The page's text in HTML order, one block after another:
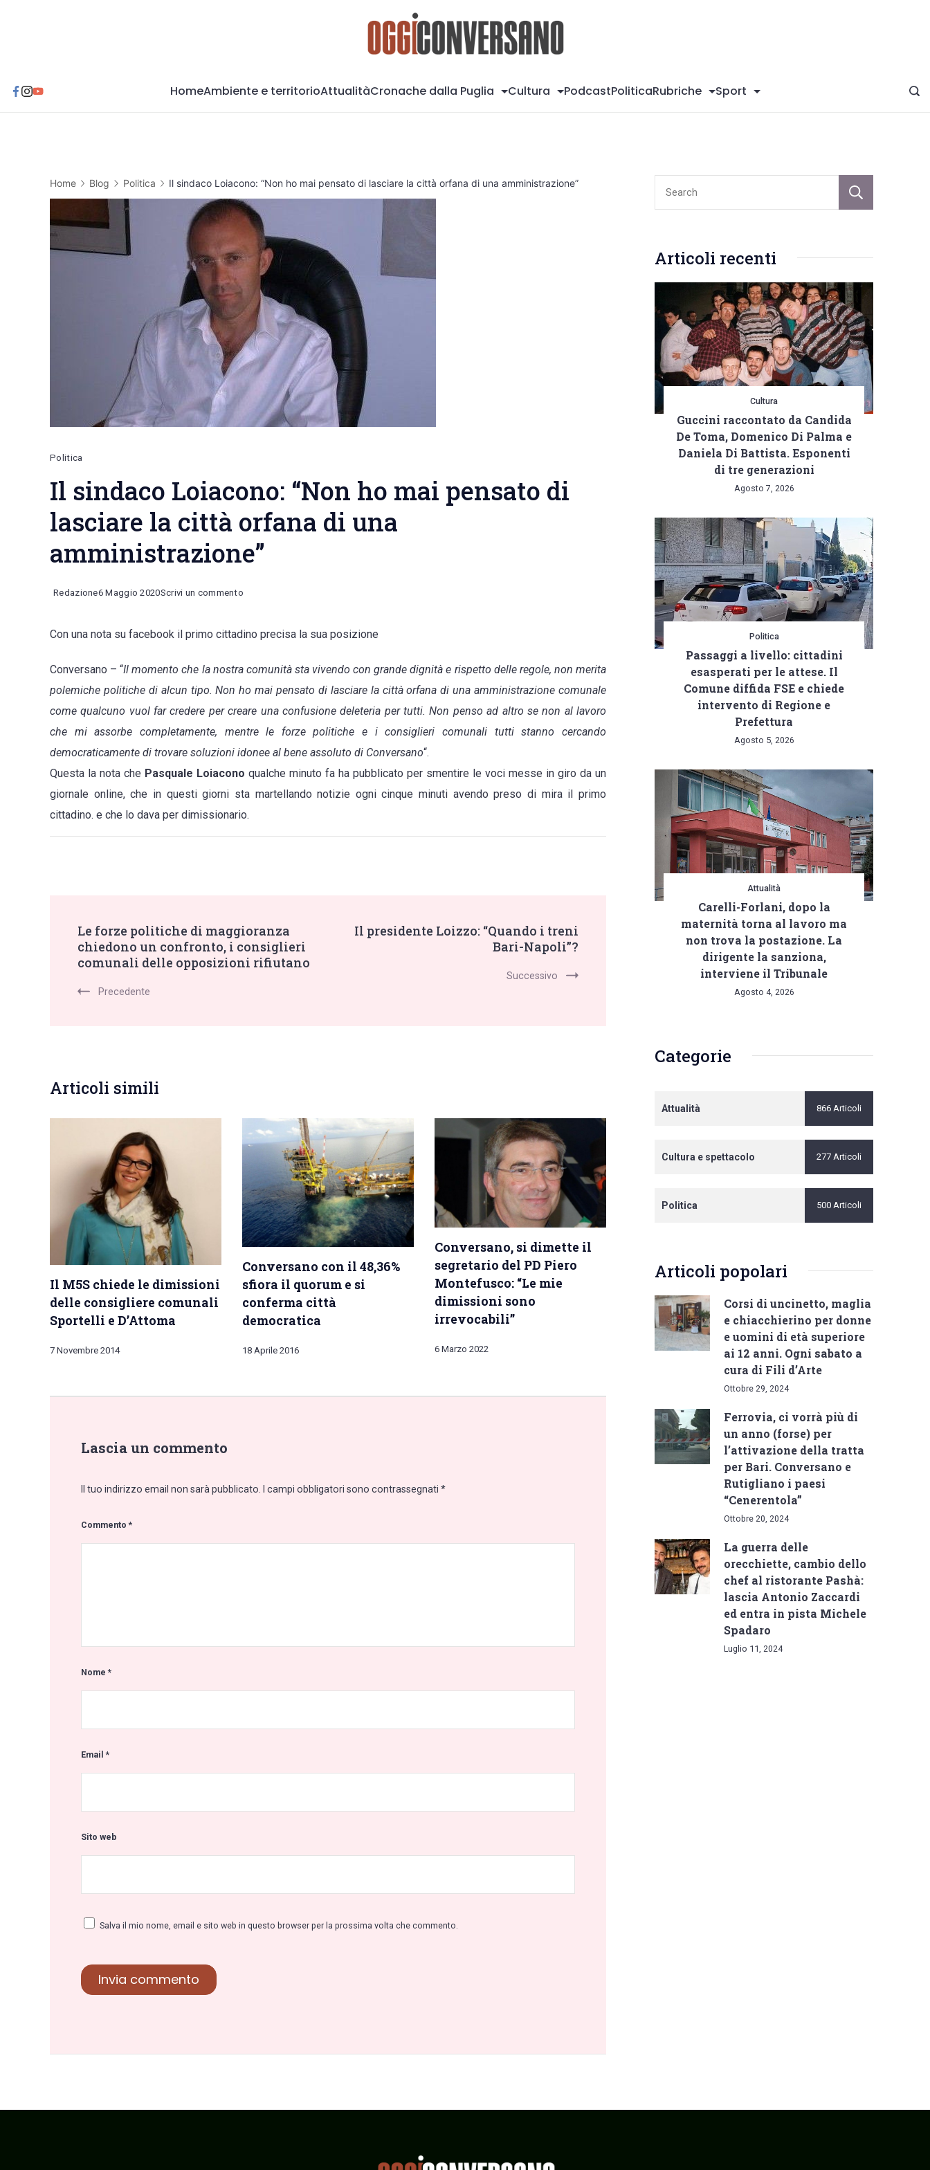
HomeAmbiente e territorioAttualitàCronache dalla Puglia Cultura PodcastPoliticaRubriche Sport
Home Blog Politica Il sindaco Loiacono: “Non ho mai pensato di lasciare la città orfana di una amministrazione”
Politica
Il sindaco Loiacono: “Non ho mai pensato di
lasciare la città orfana di una
amministrazione”
Redazione6 Maggio 2020Scrivi un commento
sindaco
“Non
ho
mai
pensato
di
lasciare
la
città
Con una nota su facebook il primo cittadino precisa la sua posizione
Conversano – “Il momento che la nostra comunità sta vivendo con grande dignità e rispetto delle regole, non merita
polemiche politiche di alcun tipo. Non ho mai pensato di lasciare la città orfana di una amministrazione comunale
come qualcuno vuol far credere per creare una confusione deleteria per tutti. Non penso ad altro se non al lavoro
che mi assorbe completamente, mentre le forze politiche e i consiglieri comunali tutti stanno cercando
democraticamente di trovare soluzioni idonee al bene assoluto di Conversano“.
Questa la nota che Pasquale Loiacono qualche minuto fa ha pubblicato per smentire le voci messe in giro da un
giornale online, che in questi giorni sta martellando notizie ogni cinque minuti avendo preso di mira il primo
cittadino. e che lo dava per dimissionario.
Post
Navigation
Le forze politiche di maggioranza
chiedono un confronto, i consiglieri
comunali delle opposizioni rifiutano
Precedente
Il presidente Loizzo: “Quando i treni
Bari-Napoli”?
Successivo
Articoli simili
Il M5S chiede le dimissioni
delle consigliere comunali
Sportelli e D’Attoma
7 Novembre 2014
Conversano con il 48,36%
sfiora il quorum e si
conferma città
democratica
18 Aprile 2016
Conversano, si dimette il
segretario del PD Piero
Montefusco: “Le mie
dimissioni sono
irrevocabili”
6 Marzo 2022
Lascia un commento
Il tuo indirizzo email non sarà pubblicato. I campi obbligatori sono contrassegnati *
Commento*
Nome*
Email*
Sito web
Salva il mio nome, email e sito web in questo browser per la prossima volta che commento.
Articoli recenti
Cultura
Guccini raccontato da Candida
De Toma, Domenico Di Palma e
Daniela Di Battista. Esponenti
di tre generazioni
Agosto 7, 2026
Politica
Passaggi a livello: cittadini
esasperati per le attese. Il
Comune diffida FSE e chiede
intervento di Regione e
Prefettura
Agosto 5, 2026
Attualità
Carelli-Forlani, dopo la
maternità torna al lavoro ma
non trova la postazione. La
dirigente la sanziona,
interviene il Tribunale
Agosto 4, 2026
Categorie
Attualità 866 Articoli
Cultura e spettacolo 277 Articoli
Politica 500 Articoli
Articoli popolari
Corsi di uncinetto, maglia
e chiacchierino per donne
e uomini di età superiore
ai 12 anni. Ogni sabato a
cura di Fili d’Arte
Ottobre 29, 2024
Ferrovia, ci vorrà più di
un anno (forse) per
l’attivazione della tratta
per Bari. Conversano e
Rutigliano i paesi
“Cenerentola”
Ottobre 20, 2024
La guerra delle
orecchiette, cambio dello
chef al ristorante Pashà:
lascia Antonio Zaccardi
ed entra in pista Michele
Spadaro
Luglio 11, 2024